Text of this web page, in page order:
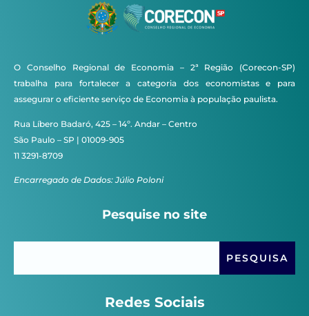
O Conselho Regional de Economia – 2ª Região (Corecon-SP)
trabalha para fortalecer a categoria dos economistas e para
assegurar o eficiente serviço de Economia à população paulista.
Rua Líbero Badaró, 425 – 14º. Andar – Centro
São Paulo – SP | 01009-905
11 3291-8709
Encarregado de Dados: Júlio Poloni
Pesquise no site
Redes Sociais